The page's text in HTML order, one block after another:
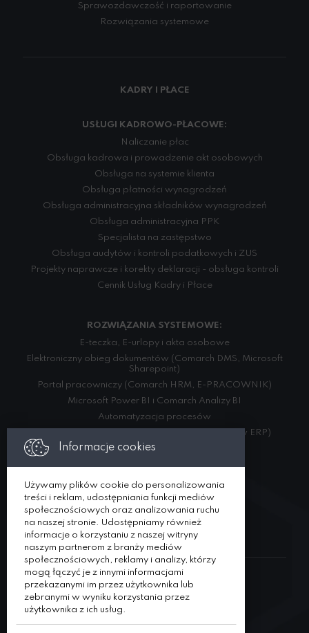
Informacje cookies
Używamy plików cookie do personalizowania
treści i reklam, udostępniania funkcji mediów
społecznościowych oraz analizowania ruchu
na naszej stronie. Udostępniamy również
informacje o korzystaniu z naszej witryny
naszym partnerom z branży mediów
społecznościowych, reklamy i analizy, którzy
mogą łączyć je z innymi informacjami
przekazanymi im przez użytkownika lub
zebranymi w wyniku korzystania przez
użytkownika z ich usług.
Sprawozdawczość i raportowanie
Rozwiązania systemowe
KADRY I PŁACE
USŁUGI KADROWO-PŁACOWE:
Naliczanie płac
Obsługa kadrowa i prowadzenie akt osobowych
Obsługa na systemie klienta
Obsługa płatności wynagrodzeń
Obsługa administracyjna składników wynagrodzeń
Obsługa administracyjna PPK
Specjalista na zastępstwo
Obsługa audytów i kontroli podatkowych i ZUS
Projekty naprawcze i korekty deklaracji - obsługa kontroli
Cennik Usług Kadry i Płace
ROZWIĄZANIA SYSTEMOWE:
E-teczka, E-urlopy i akta osobowe
Elektroniczny obieg dokumentów (Comarch DMS, Microsoft
Sharepoint)
Portal pracowniczy (Comarch HRM, E-PRACOWNIK)
Microsoft Power BI i Comarch Analizy BI
Automatyzacja procesów
Integracja danych (w ramach różnych systemów ERP)
Usługi kadrowo- płacowe
Rozwiązania systemowe
Specjalista ds. kadr i płac na zastępstwo
DORADZTWO BIZNESOWE
Projekty doradcze